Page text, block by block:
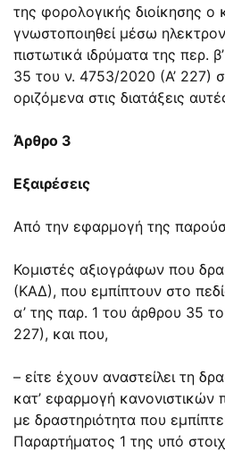
της φορολογικής διοίκησης ο
γνωστοποιηθεί μέσω
πιστωτικά ιδρύματα της περ.
35 του ν. 4753/2020 (Α’ 227)
οριζόμενα στις διατάξεις
Άρθρο 3
Εξαιρέσεις
Από την εφαρμογή της
Κομιστές αξιογράφων που
(ΚΑΔ), που εμπίπτουν στο
α’ της παρ. 1 του άρθρου 35
227), και που,
– είτε έχουν αναστείλει τη
κατ’ εφαρμογή κανονιστικών
με δραστηριότητα που
Παραρτήματος 1 της υπό